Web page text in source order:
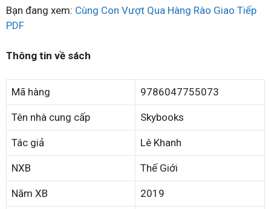
Bạn đang xem: Cùng Con Vượt Qua Hàng Rào Giao Tiếp
PDF
Thông tin về sách
Mã hàng 9786047755073
Tên nhà cung cấp Skybooks
Tác giả Lê Khanh
NXB Thế Giới
Năm XB 2019